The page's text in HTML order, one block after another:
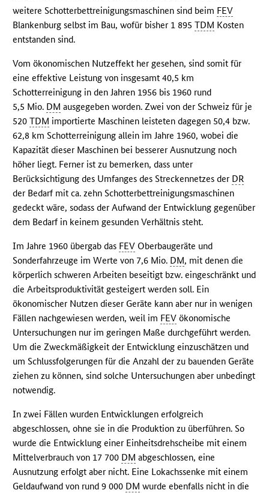
weitere Schotterbettreinigungsmaschinen sind beim FEV
Blankenburg selbst im Bau, wofür bisher 1 895TDM Kosten
entstanden sind.
Vom ökonomischen Nutzeffekt her gesehen, sind somit für
eine effektive Leistung von insgesamt 40,5 km
Schotterreinigung in den Jahren 1956 bis 1960 rund
5,5 Mio. DM ausgegeben worden. Zwei von der Schweiz für je
520TDM importierte Maschinen leisteten dagegen 50,4 bzw.
62,8 km Schotterreinigung allein im Jahre 1960, wobei die
Kapazität dieser Maschinen bei besserer Ausnutzung noch
höher liegt. Ferner ist zu bemerken, dass unter
Berücksichtigung des Umfanges des Streckennetzes der DR
der Bedarf mit ca. zehn Schotterbettreinigungsmaschinen
gedeckt wäre, sodass der Aufwand der Entwicklung gegenüber
dem Bedarf in keinem gesunden Verhältnis steht.
Im Jahre 1960 übergab das FEV Oberbaugeräte und
Sonderfahrzeuge im Werte von 7,6 Mio. DM, mit denen die
körperlich schweren Arbeiten beseitigt bzw. eingeschränkt und
die Arbeitsproduktivität gesteigert werden soll. Ein
ökonomischer Nutzen dieser Geräte kann aber nur in wenigen
Fällen nachgewiesen werden, weil im FEV ökonomische
Untersuchungen nur im geringen Maße durchgeführt werden.
Um die Zweckmäßigkeit der Entwicklung einzuschätzen und
um Schlussfolgerungen für die Anzahl der zu bauenden Geräte
ziehen zu können, sind solche Untersuchungen aber unbedingt
notwendig.
In zwei Fällen wurden Entwicklungen erfolgreich
abgeschlossen, ohne sie in die Produktion zu überführen. So
wurde die Entwicklung einer Einheitsdrehscheibe mit einem
Mittelverbrauch von 17 700 DM abgeschlossen, eine
Ausnutzung erfolgt aber nicht. Eine Lokachssenke mit einem
Geldaufwand von rund 9 000 DM wurde ebenfalls nicht in die